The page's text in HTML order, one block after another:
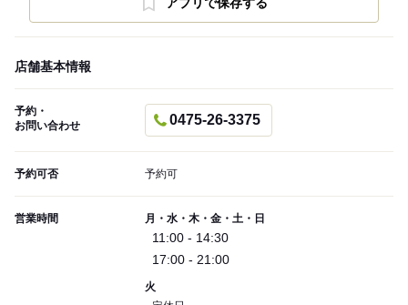
アプリで保存する
店舗基本情報
予約・
お問い合わせ
0475-26-3375
予約可否 予約可
営業時間 月・水・木・金・土・日
11:00 - 14:30
17:00 - 21:00
火